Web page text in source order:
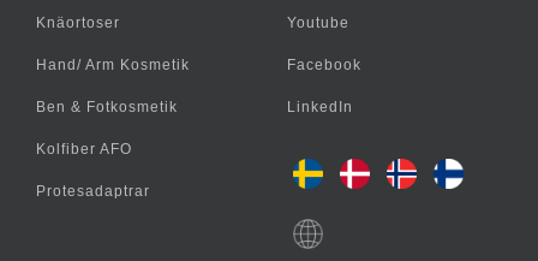
Knäortoser
Hand/ Arm Kosmetik
Ben & Fotkosmetik
Kolfiber AFO
Protesadaptrar
Youtube
Facebook
LinkedIn